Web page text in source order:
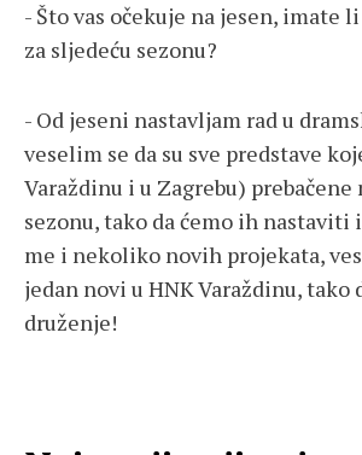
- Što vas očekuje na jesen, imate
za sljedeću sezonu?
- Od jeseni nastavljam rad u
veselim se da su sve predstave
Varaždinu i u Zagrebu) prebačene
sezonu, tako da ćemo ih nastaviti
me i nekoliko novih projekata,
jedan novi u HNK Varaždinu, tako
druženje!